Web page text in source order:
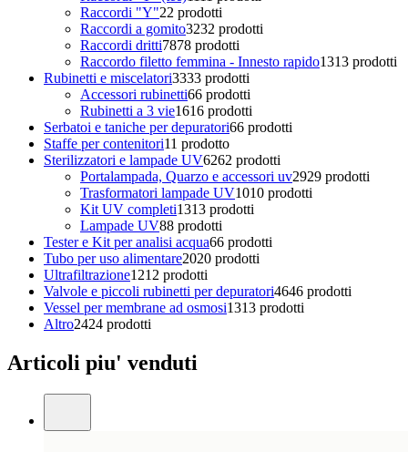
Raccordi "Y"22 prodotti
Raccordi a gomito3232 prodotti
Raccordi dritti7878 prodotti
Raccordo filetto femmina - Innesto rapido1313 prodotti
Rubinetti e miscelatori3333 prodotti
Accessori rubinetti66 prodotti
Rubinetti a 3 vie1616 prodotti
Serbatoi e taniche per depuratori66 prodotti
Staffe per contenitori11 prodotto
Sterilizzatori e lampade UV6262 prodotti
Portalampada, Quarzo e accessori uv2929 prodotti
Trasformatori lampade UV1010 prodotti
Kit UV completi1313 prodotti
Lampade UV88 prodotti
Tester e Kit per analisi acqua66 prodotti
Tubo per uso alimentare2020 prodotti
Ultrafiltrazione1212 prodotti
Valvole e piccoli rubinetti per depuratori4646 prodotti
Vessel per membrane ad osmosi1313 prodotti
Altro2424 prodotti
Articoli piu' venduti